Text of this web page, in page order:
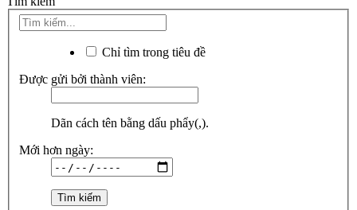
Chỉ tìm trong tiêu đề
Được gửi bởi thành viên:
Dãn cách tên bằng dấu phẩy(,).
Mới hơn ngày: